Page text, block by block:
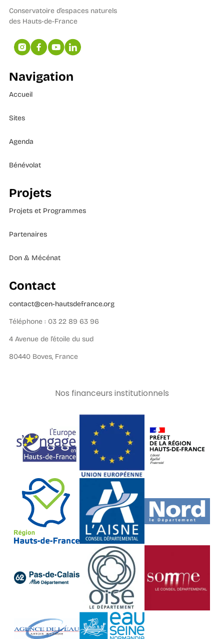
Conservatoire d’espaces naturels
des Hauts-de-France
Navigation
Accueil
Sites
Agenda
Bénévolat
Projets
Projets et Programmes
Partenaires
Don & Mécénat
Contact
contact@cen-hautsdefrance.org
Téléphone : 03 22 89 63 96
4 Avenue de l’étoile du sud
80440 Boves, France
Nos financeurs institutionnels